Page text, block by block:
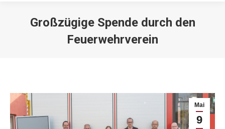
Großzügige Spende durch den
Feuerwehrverein
Mai
9